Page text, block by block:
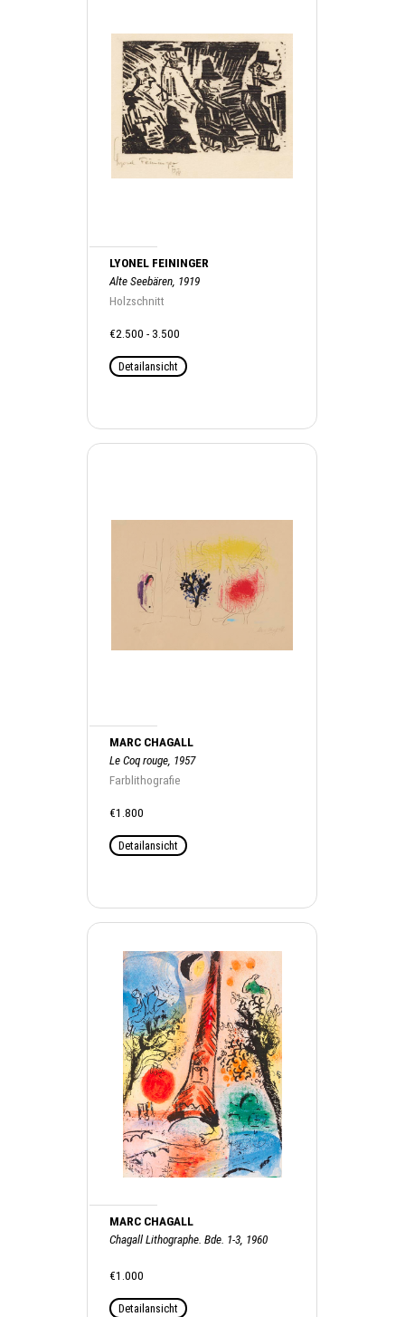
LYONEL FEININGER
Alte Seebären, 1919
Holzschnitt
€2.500 - 3.500
Detailansicht
MARC CHAGALL
Le Coq rouge, 1957
Farblithografie
€1.800
Detailansicht
MARC CHAGALL
Chagall Lithographe. Bde. 1-3, 1960
€1.000
Detailansicht